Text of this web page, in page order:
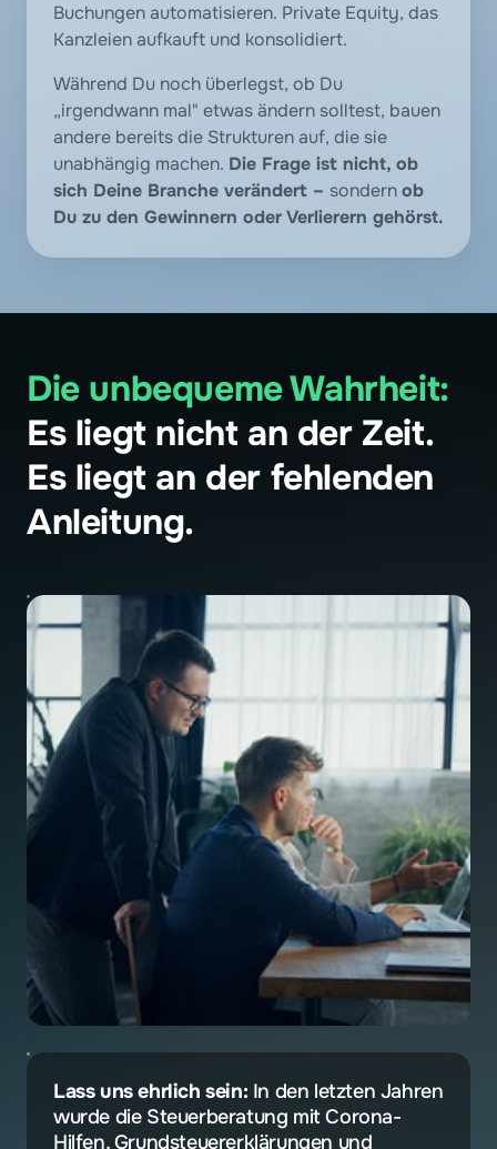
Buchungen automatisieren. Private Equity, das
Kanzleien aufkauft und konsolidiert.
Während Du noch überlegst, ob Du
„irgendwann mal" etwas ändern solltest, bauen
andere bereits die Strukturen auf, die sie
unabhängig machen. Die Frage ist nicht, ob
sich Deine Branche verändert – sondern ob
Du zu den Gewinnern oder Verlierern gehörst.
Die unbequeme
Es liegt nicht an der Zeit.
Es liegt an der fehlenden
Anleitung.
Lass uns ehrlich sein: In den letzten Jahren
wurde die Steuerberatung mit Corona-
Hilfen, Grundsteuererklärungen und